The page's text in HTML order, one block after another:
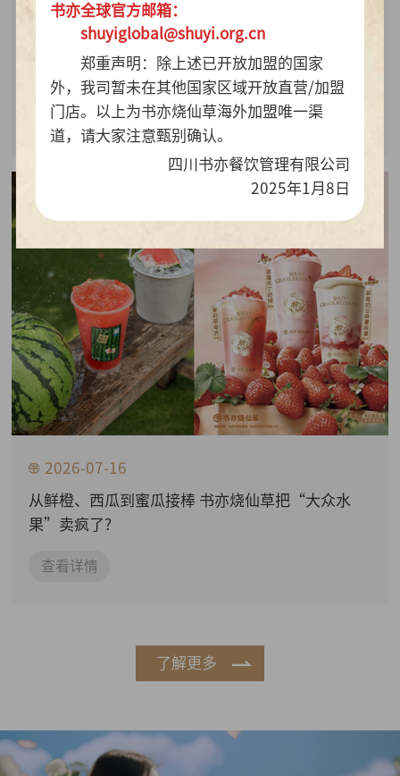
2026-07-28
质价比持续热销
查看详情
2026-07-16
从鲜橙、西瓜到蜜瓜接棒 书亦烧仙草把“大众水
果”卖疯了?
查看详情
了解更多
书亦全球官方邮箱：
shuyiglobal@shuyi.org.cn
郑重声明：除上述已开放加盟的国家
外，我司暂未在其他国家区域开放直营/加盟
门店。以上为书亦烧仙草海外加盟唯一渠
道，请大家注意甄别确认。
四川书亦餐饮管理有限公司
2025年1月8日